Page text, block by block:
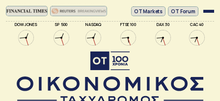
DOW JONES SP 500 NASDAQ FTSE 100 DAX 30 CAC 40
ΟΤ Markets OT Forum